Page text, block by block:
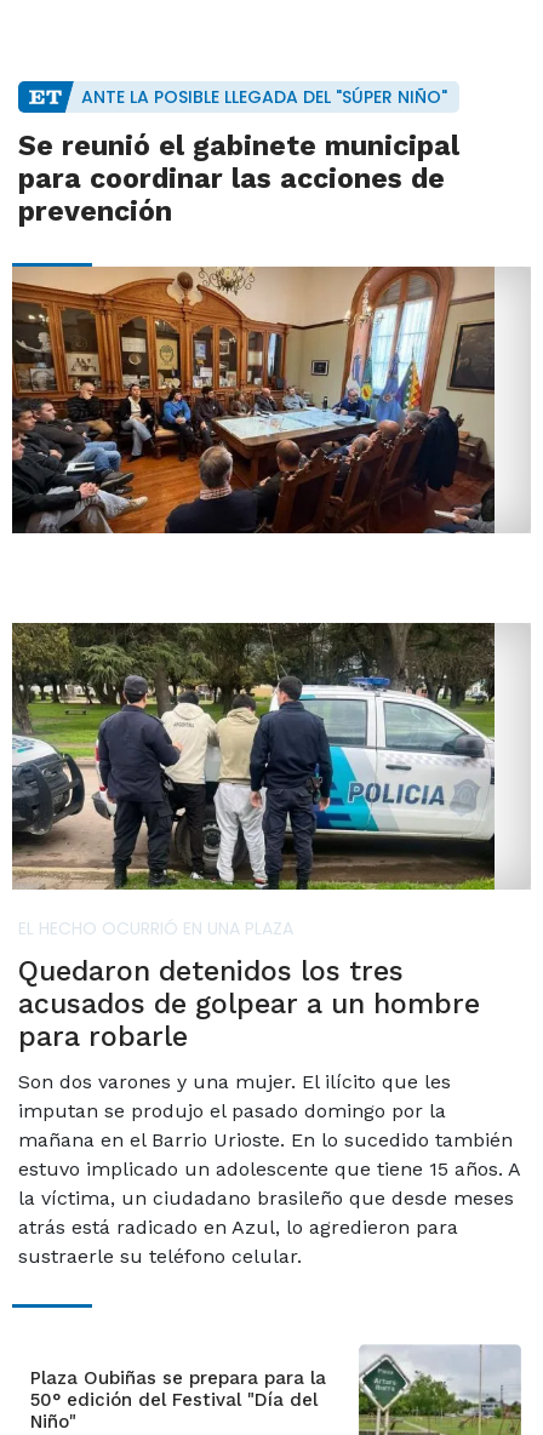
ANTE LA POSIBLE LLEGADA DEL "SÚPER NIÑO"
Se reunió el gabinete municipal
para coordinar las acciones de
prevención
EL HECHO OCURRIÓ EN UNA PLAZA
Quedaron detenidos los tres
acusados de golpear a un hombre
para robarle
Son dos varones y una mujer. El ilícito que les
imputan se produjo el pasado domingo por la
mañana en el Barrio Urioste. En lo sucedido también
estuvo implicado un adolescente que tiene 15 años. A
la víctima, un ciudadano brasileño que desde meses
atrás está radicado en Azul, lo agredieron para
sustraerle su teléfono celular.
Plaza Oubiñas se prepara para la
50° edición del Festival "Día del
Niño"